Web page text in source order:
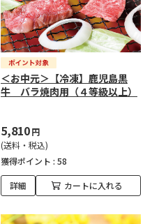
＜お中元＞【冷凍】鹿児島黒
牛 バラ焼肉用（４等級以上）
5,810円
(送料・税込)
獲得ポイント : 58
詳細 カートに入れる